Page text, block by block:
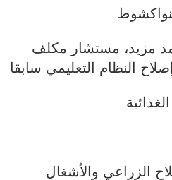
مزيد، مستشار مكلف
النظام التعليمي سابقا
الزراعي والأشغال